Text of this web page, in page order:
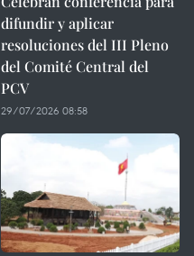
difundir y aplicar
resoluciones del III Pleno
del Comité Central del
PCV
29/07/2026 08:58